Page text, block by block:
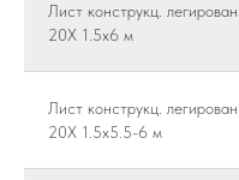
Лист конструкц.
20Х 1.5х6 м
Лист конструкц.
20Х 1.5х5.5-6 м